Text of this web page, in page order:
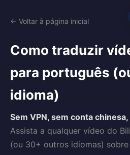
← Voltar à página inicial
Como traduzir
para português
idioma)
Sem VPN, sem conta
Assista a qualquer vídeo do
(ou 30+ outros idiomas)